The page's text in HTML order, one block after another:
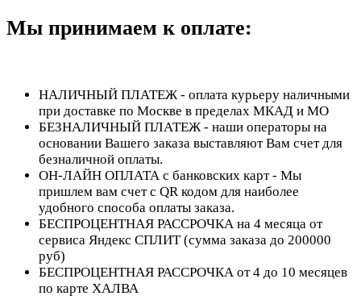
Мы принимаем к оплате:
НАЛИЧНЫЙ ПЛАТЕЖ - оплата курьеру наличными
при доставке по Москве в пределах МКАД и МО
БЕЗНАЛИЧНЫЙ ПЛАТЕЖ - наши операторы на
основании Вашего заказа выставляют Вам счет для
безналичной оплаты.
ОН-ЛАЙН ОПЛАТА с банковских карт - Мы
пришлем вам счет с QR кодом для наиболее
удобного способа оплаты заказа.
БЕСПРОЦЕНТНАЯ РАССРОЧКА на 4 месяца от
сервиса Яндекс СПЛИТ (сумма заказа до 200000
руб)
БЕСПРОЦЕНТНАЯ РАССРОЧКА от 4 до 10 месяцев
по карте ХАЛВА